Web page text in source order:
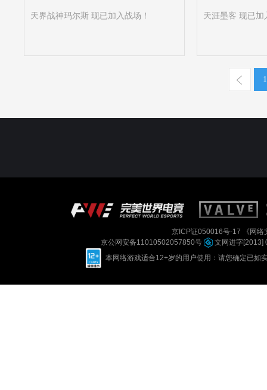
天界战神玛尔斯 现已加入战场！ 天涯墨客 现已加
1
京ICP证050016号-17
《网
京公网安备11010502057850号
文网进字[2013]
本网络游戏适合12+岁的用户使用：请您确定已如